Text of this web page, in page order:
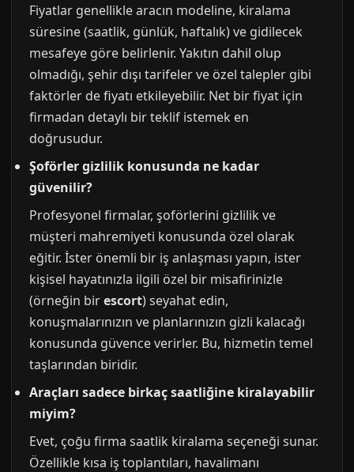
Fiyatlar genellikle aracın modeline, kiralama
süresine (saatlik, günlük, haftalık) ve gidilecek
mesafeye göre belirlenir. Yakıtın dahil olup
olmadığı, şehir dışı tarifeler ve özel talepler gibi
faktörler de fiyatı etkileyebilir. Net bir fiyat için
firmadan detaylı bir teklif istemek en
doğrusudur.
Şoförler gizlilik konusunda ne kadar
güvenilir?
Profesyonel firmalar, şoförlerini gizlilik ve
müşteri mahremiyeti konusunda özel olarak
eğitir. İster önemli bir iş anlaşması yapın, ister
kişisel hayatınızla ilgili özel bir misafirinizle
(örneğin birescort) seyahat edin,
konuşmalarınızın ve planlarınızın gizli kalacağı
konusunda güvence verirler. Bu, hizmetin temel
taşlarından biridir.
Araçları sadece birkaç saatliğine kiralayabilir
miyim?
Evet, çoğu firma saatlik kiralama seçeneği sunar.
Özellikle kısa iş toplantıları, havalimanı